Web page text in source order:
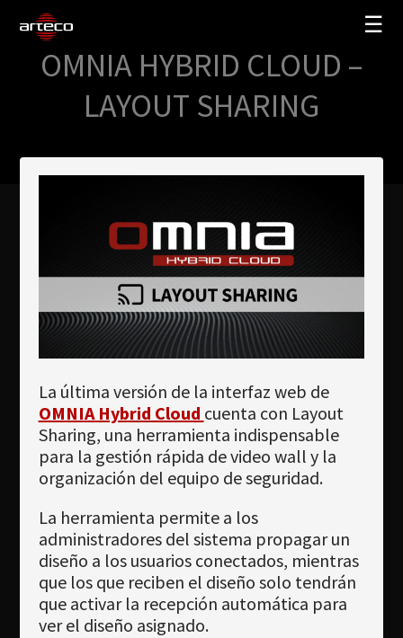
☰
My Arteco
Newsletter
Download
Idioma
Búsqueda
SOLUCIONES
EMPRESA
TRAINING
SOPORTE
OMNIA HYBRID CLOUD –
LAYOUT SHARING
La última versión de la interfaz web de
OMNIA Hybrid Cloud cuenta con Layout
Sharing, una herramienta indispensable
para la gestión rápida de video wall y la
organización del equipo de seguridad.
La herramienta permite a los
administradores del sistema propagar un
diseño a los usuarios conectados, mientras
que los que reciben el diseño solo tendrán
que activar la recepción automática para
ver el diseño asignado.